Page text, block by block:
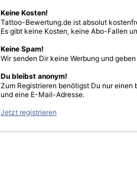
Keine Kosten!
Tattoo-Bewertung.de ist absolut
Es gibt keine Kosten, keine Abo-Fallen
Keine Spam!
Wir senden Dir keine Werbung und
Du bleibst anonym!
Zum Registrieren benötigst Du nur einen
und eine E-Mail-Adresse.
Jetzt registrieren